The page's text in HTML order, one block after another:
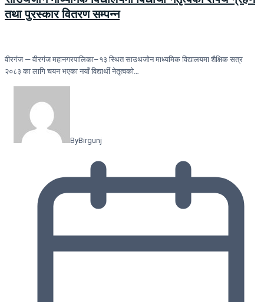
तथा पुरस्कार वितरण सम्पन्न
वीरगंज — वीरगंज महानगरपालिका–१३ स्थित साउथजोन माध्यमिक विद्यालयमा शैक्षिक सत्र
२०८३ का लागि चयन भएका नयाँ विद्यार्थी नेतृत्वको…
ByBirgunj